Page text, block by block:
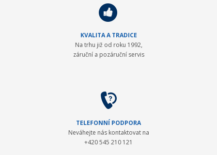
KVALITA A TRADICE
Na trhu již od roku 1992,
záruční a pozáruční servis
TELEFONNÍ PODPORA
Neváhejte nás kontaktovat na
+420 545 210 121